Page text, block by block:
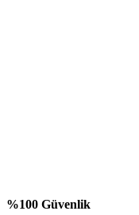
%100 Güvenlik